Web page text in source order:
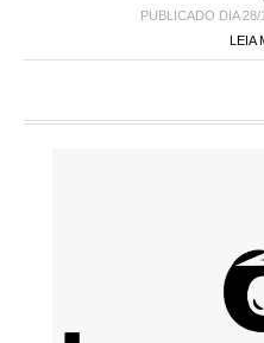
PUBLICADO DIA
LEIA